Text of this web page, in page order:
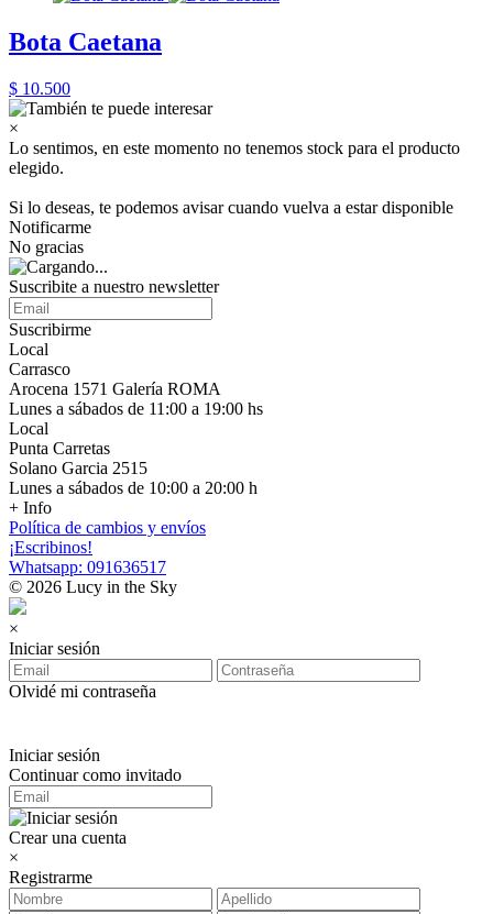
Bota Caetana
$ 10.500
×
Lo sentimos, en este momento no tenemos stock para el producto
elegido.
Si lo deseas, te podemos avisar cuando vuelva a estar disponible
Notificarme
No gracias
Suscribite a nuestro newsletter
Suscribirme
Local
Carrasco
Arocena 1571 Galería ROMA
Lunes a sábados de 11:00 a 19:00 hs
Local
Punta Carretas
Solano Garcia 2515
Lunes a sábados de 10:00 a 20:00 h
+ Info
Política de cambios y envíos
¡Escribinos!
Whatsapp: 091636517
© 2026 Lucy in the Sky
×
Iniciar sesión
Olvidé mi contraseña
Iniciar sesión
Continuar como invitado
Crear una cuenta
×
Registrarme